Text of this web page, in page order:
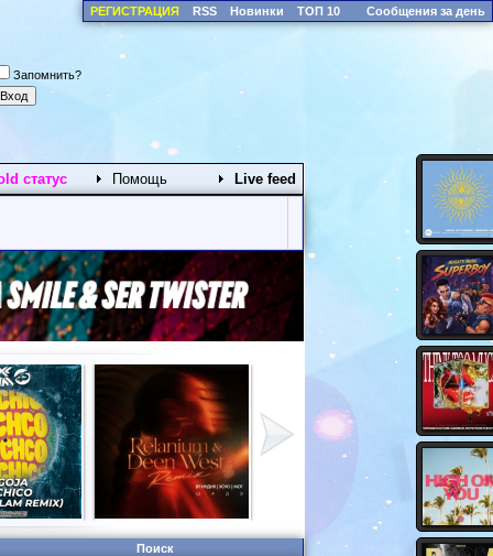
РЕГИСТРАЦИЯ RSS Новинки ТОП 10 Сообщения за день
Запомнить?
статус Помощь Live feed
Поиск